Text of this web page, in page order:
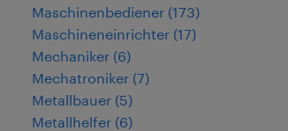
Maschinenbediener (173)
Maschineneinrichter (17)
Mechaniker (6)
Mechatroniker (7)
Metallbauer (5)
Metallhelfer (6)